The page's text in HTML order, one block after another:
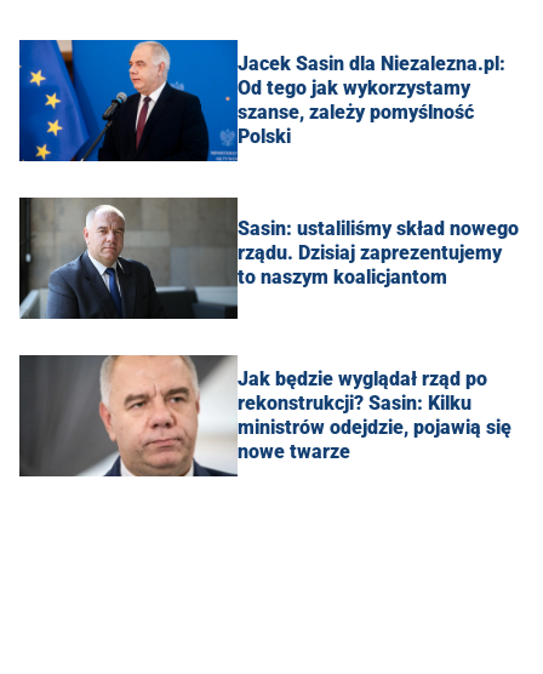
Jacek Sasin dla Niezalezna.pl:
Od tego jak wykorzystamy
szanse, zależy pomyślność
Polski
Sasin: ustaliliśmy skład nowego
rządu. Dzisiaj zaprezentujemy
to naszym koalicjantom
Jak będzie wyglądał rząd po
rekonstrukcji? Sasin: Kilku
ministrów odejdzie, pojawią się
nowe twarze